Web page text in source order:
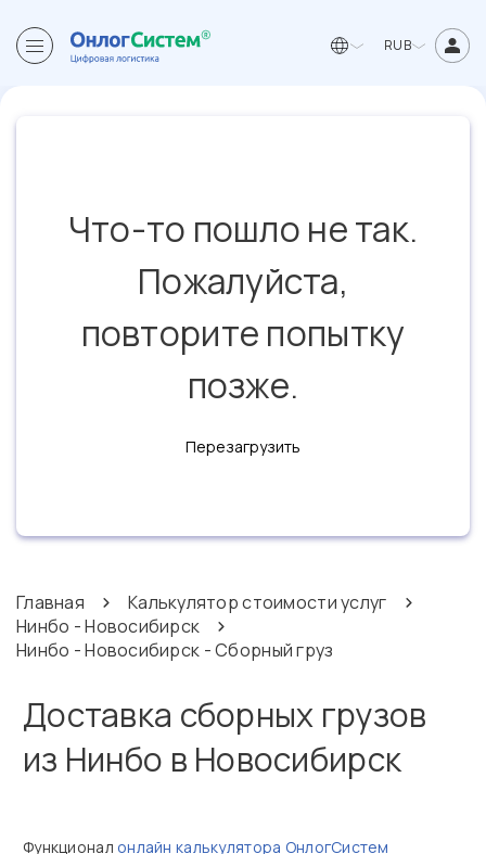
RUB
Что-то пошло не так.
Пожалуйста,
повторите попытку
позже.
Перезагрузить
Главная
Калькулятор стоимости услуг
Нинбо - Новосибирск
Нинбо - Новосибирск - Сборный груз
Доставка сборных грузов
из Нинбо в Новосибирск
Функционал онлайн калькулятора ОнлогСистем